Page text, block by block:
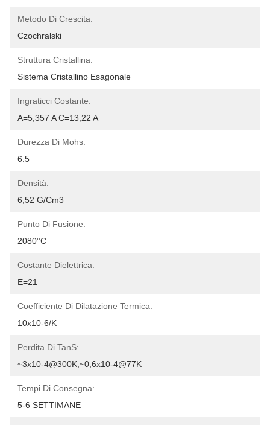
Metodo Di Crescita:
Czochralski
Struttura Cristallina:
Sistema Cristallino Esagonale
Ingraticci Costante:
A=5,357 A C=13,22 A
Durezza Di Mohs:
6.5
Densità:
6,52 G/cm3
Punto Di Fusione:
2080°C
Costante Dielettrica:
Ε=21
Coefficiente Di Dilatazione Termica:
10x10-6/K
Perdita Di TanS:
~3x10-4@300K,~0,6x10-4@77K
Tempi Di Consegna:
5-6 SETTIMANE